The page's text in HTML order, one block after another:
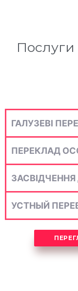
ГАЛУЗЕВІ
ПЕРЕКЛАД
УСТНЫЙ